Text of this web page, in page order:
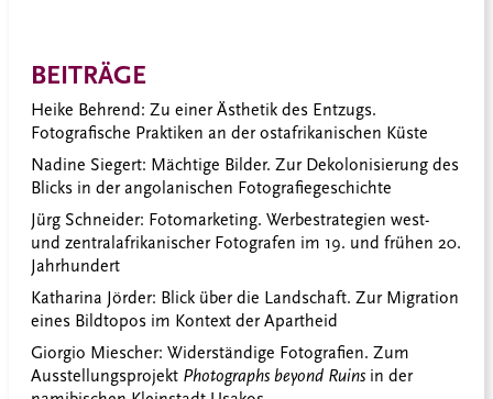
BEITRÄGE
Heike Behrend: Zu einer Ästhetik des Entzugs.
Fotografische Praktiken an der ostafrikanischen Küste
Nadine Siegert: Mächtige Bilder. Zur Dekolonisierung des
Blicks in der angolanischen Fotografiegeschichte
Jürg Schneider: Fotomarketing. Werbestrategien west-
und zentralafrikanischer Fotografen im 19. und frühen 20.
Jahrhundert
Katharina Jörder: Blick über die Landschaft. Zur Migration
eines Bildtopos im Kontext der Apartheid
Giorgio Miescher: Widerständige Fotografien. Zum
Ausstellungsprojekt Photographs beyond Ruins in der